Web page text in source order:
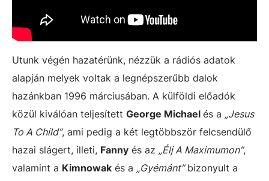
Utunk végén hazatérünk, nézzük a rádiós adatok
alapján melyek voltak a legnépszerűbb dalok
hazánkban 1996 márciusában. A külföldi előadók
közül kiválóan teljesített George Michael és a „Jesus
To A Child”, ami pedig a két legtöbbször felcsendülő
hazai slágert, illeti, Fanny és az „Élj A Maximumon”,
valamint a Kimnowak és a „Gyémánt”bizonyult a